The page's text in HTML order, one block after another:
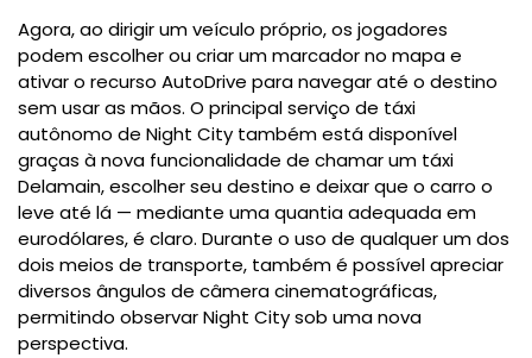
Agora, ao dirigir um veículo próprio, os jogadores
podem escolher ou criar um marcador no mapa e
ativar o recurso AutoDrive para navegar até o destino
sem usar as mãos. O principal serviço de táxi
autônomo de Night City também está disponível
graças à nova funcionalidade de chamar um táxi
Delamain, escolher seu destino e deixar que o carro o
leve até lá — mediante uma quantia adequada em
eurodólares, é claro. Durante o uso de qualquer um dos
dois meios de transporte, também é possível apreciar
diversos ângulos de câmera cinematográficas,
permitindo observar Night City sob uma nova
perspectiva.